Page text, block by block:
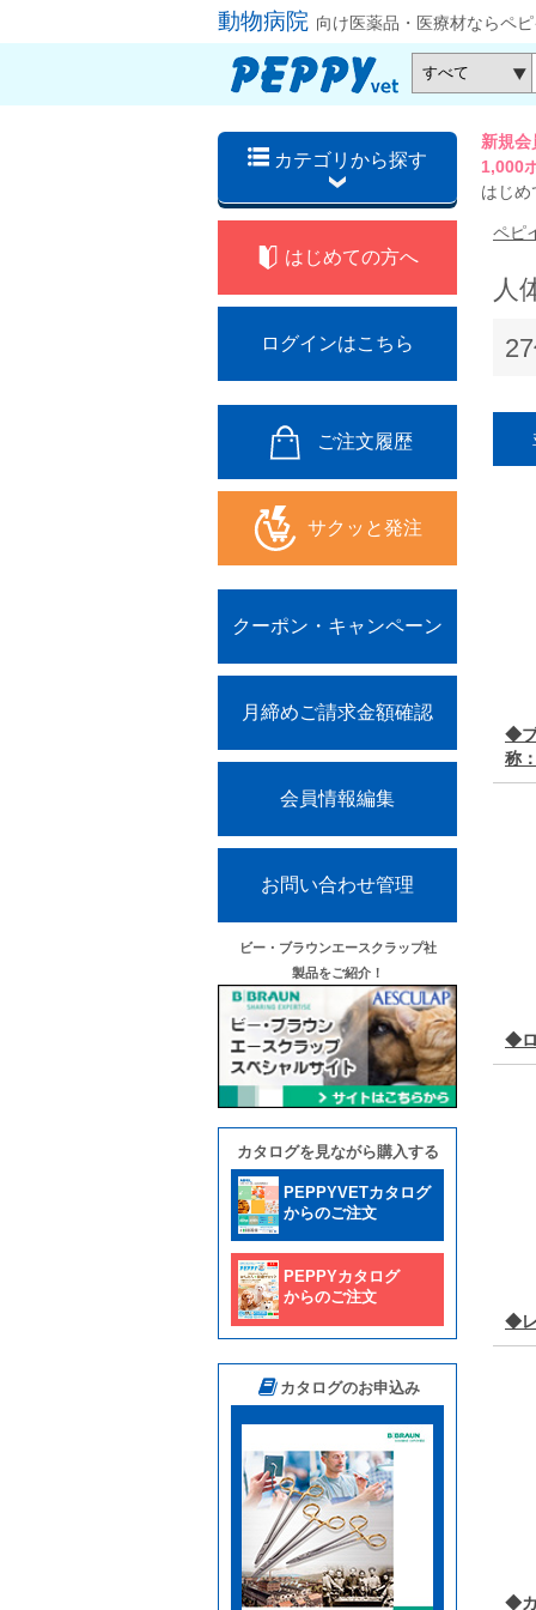
動物病院 向け医薬品・医療材ならペ
カテゴリから探す
新規
1,000
はじめ
はじめての方へ
ログインはこちら
ご注文履歴
サクッと発注
クーポン・キャンペーン
月締めご請求金額確認
会員情報編集
お問い合わせ管理
ビー・ブラウンエースクラップ社
製品をご紹介！
カタログを見ながら購入する
PEPPYVETカタログ
からのご注文
PEPPYカタログ
からのご注文
カタログのお申込み
ペピ
人
◆ブ
称
◆
◆
◆